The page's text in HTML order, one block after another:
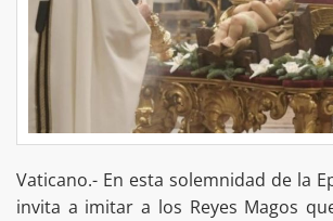
Vaticano.- En esta solemnidad de la
invita a imitar a los Reyes Magos